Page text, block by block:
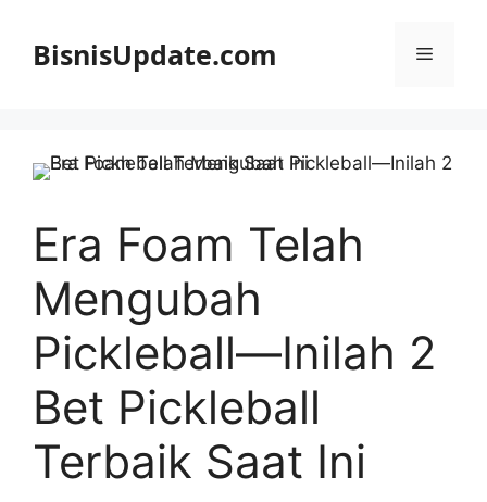
BisnisUpdate.com Menu
Era Foam Telah
Mengubah
Pickleball—Inilah 2
Bet Pickleball
Terbaik Saat Ini